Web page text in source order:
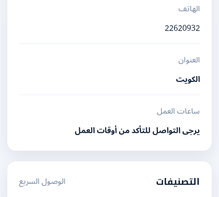
الهاتف
22620932
العنوان
الكويت
ساعات العمل
يرجى التواصل للتأكد من أوقات العمل
التصنيفات الوصول السريع